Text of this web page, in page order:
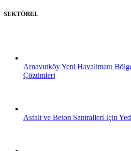
SEKTÖREL
Arnavutköy Yeni Havalimanı
Çözümleri
Asfalt ve Beton Santralleri İçin